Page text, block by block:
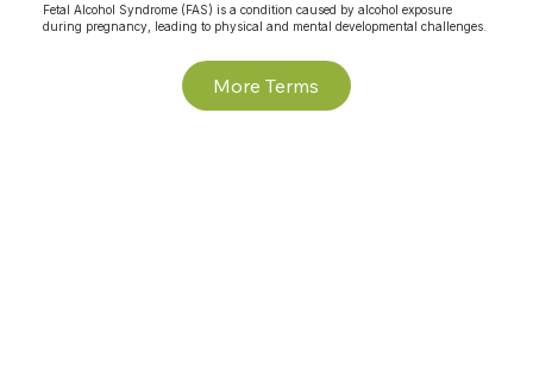
Fetal Alcohol Syndrome (FAS) is a condition caused by alcohol exposure
during pregnancy, leading to physical and mental developmental challenges.
More Terms